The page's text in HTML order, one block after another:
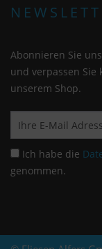
Abonnieren Sie
und verpassen Sie
unserem Shop.
Ich habe die
genommen.